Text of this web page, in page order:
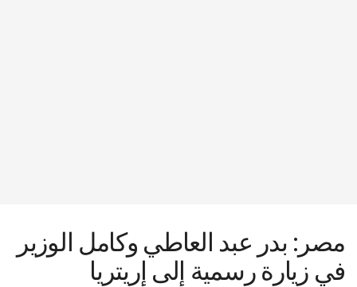
مصر: بدر عبد العاطي وكامل الوزير
في زيارة رسمية إلى إريتريا